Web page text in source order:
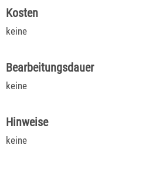
Kosten
keine
Bearbeitungsdauer
keine
Hinweise
keine